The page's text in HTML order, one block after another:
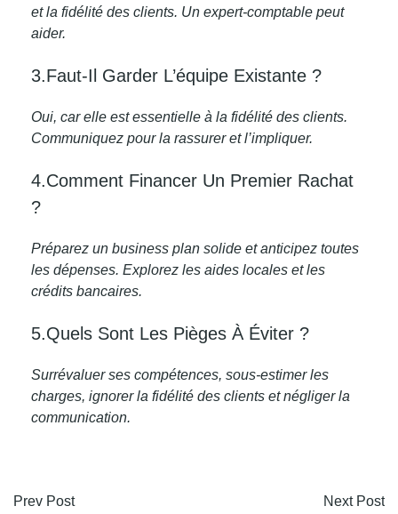
et la fidélité des clients. Un expert-comptable peut
aider.
3.Faut-Il Garder L’équipe Existante ?
Oui, car elle est essentielle à la fidélité des clients.
Communiquez pour la rassurer et l’impliquer.
4.Comment Financer Un Premier Rachat
?
Préparez un business plan solide et anticipez toutes
les dépenses. Explorez les aides locales et les
crédits bancaires.
5.Quels Sont Les Pièges À Éviter ?
Surrévaluer ses compétences, sous-estimer les
charges, ignorer la fidélité des clients et négliger la
communication.
Prev Post
Next Post